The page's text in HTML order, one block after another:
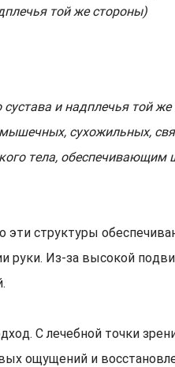
той же стороны)
сустава и надплечья той
сухожильных,
тела,
структуры
Из-за высокой
С лечебной точки
ощущений и